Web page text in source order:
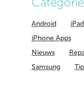
Android iPad
iPhone Apps
Nieuws
Samsung